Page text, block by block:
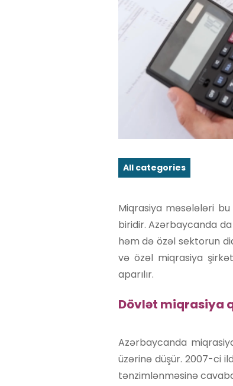
All categories
Miqrasiya məsələləri
biridir. Azərbaycanda
həm də özəl sektorun
və özəl miqrasiya
aparılır.
Dövlət miqrasiya
Azərbaycanda
üzərinə düşür. 2007-ci
tənzimlənməsinə